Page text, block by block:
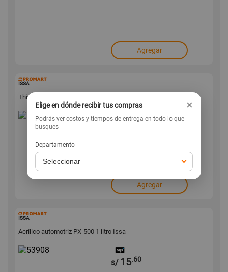
Agregar
ISSA
Thinner Standard P-22 3.5 litros Issa
Agregar
ISSA
Acrílico automotriz PX-500 1 litro Issa
s/ 15.60
Elige en dónde recibir tus compras ×
Podrás ver costos y tiempos de entrega en todo lo que
busques
Departamento